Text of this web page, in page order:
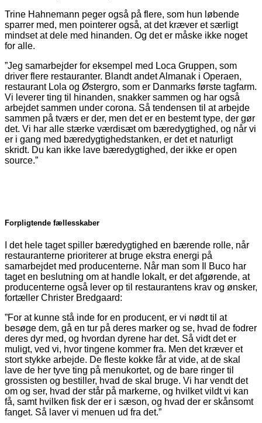
Trine Hahnemann peger også på flere, som hun løbende
sparrer med, men pointerer også, at det kræver et særligt
mindset at dele med hinanden. Og det er måske ikke noget
for alle.
”Jeg samarbejder for eksempel med Loca Gruppen, som
driver flere restauranter. Blandt andet Almanak i Operaen,
restaurant Lola og Østergro, som er Danmarks første tagfarm.
Vi leverer ting til hinanden, snakker sammen og har også
arbejdet sammen under corona. Så tendensen til at arbejde
sammen på tværs er der, men det er en bestemt type, der gør
det. Vi har alle stærke værdisæt om bæredygtighed, og når vi
er i gang med bæredygtighedstanken, er det et naturligt
skridt. Du kan ikke lave bæredygtighed, der ikke er open
source.”
Forpligtende fællesskaber
I det hele taget spiller bæredygtighed en bær­ende rolle, når
restauranterne prioriterer at bruge ekstra energi på
samarbejdet med producenterne. Når man som Il Buco har
taget en beslutning om at handle lokalt, er det afgørende, at
producent­erne også lever op til restaurantens krav og ønsker,
fortæller Christer Bredgaard:
”For at kunne stå inde for en producent, er vi nødt til at
besøge dem, gå en tur på deres marker og se, hvad de fodrer
deres dyr med, og hvordan dyrene har det. Så vidt det er
muligt, ved vi, hvor tingene kommer fra. Men det kræver et
stort stykke arbejde. De fleste kokke får at vide, at de skal
lave de her tyve ting på menukortet, og de bare ringer til
grossisten og bestiller, hvad de skal bruge. Vi har vendt det
om og ser, hvad der står på markerne, og hvilket vildt vi kan
få, samt hvilken fisk der er i sæson, og hvad der er skånsomt
fanget. Så laver vi menuen ud fra det.”